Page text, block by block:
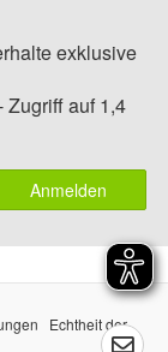
exklusive
Zugriff auf 1,4
Anmelden
Echtheit der